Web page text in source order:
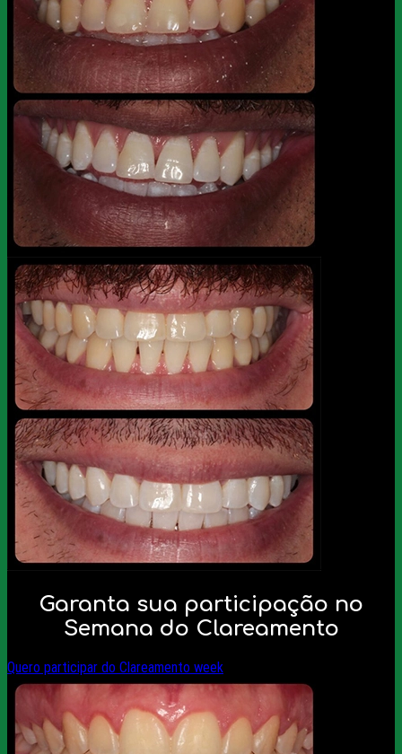
Garanta sua participação no
Semana do Clareamento
Quero participar do Clareamento week